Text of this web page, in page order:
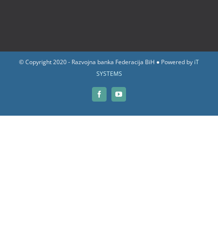
© Copyright 2020 - Razvojna banka Federacija BiH ● Powered by iT
SYSTEMS
FacebookYouTube